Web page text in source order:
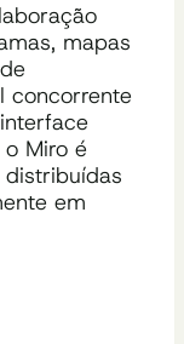
mapas
concorrente
Miro é
em